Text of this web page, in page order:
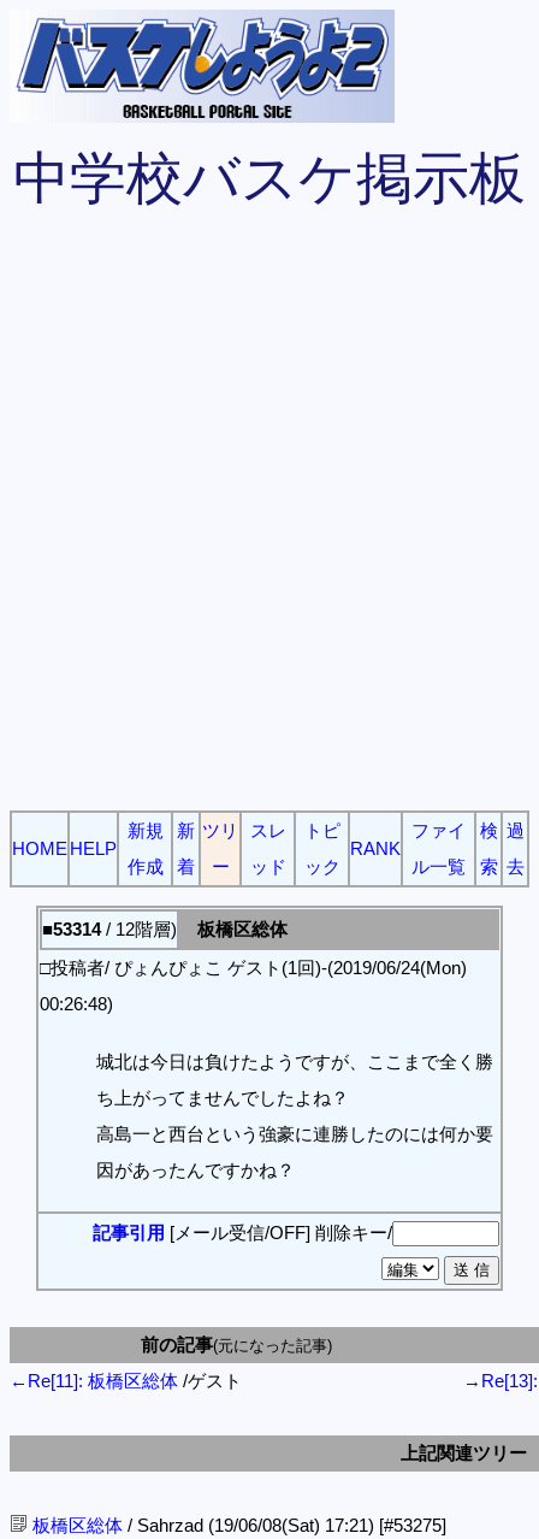
中学校バスケ掲示板
HOME HELP
新規
作成
新
着
ツリ
ー
スレ
ッド
トピ
ック
RANK
ファイ
ル一覧
検
索
過
去
■53314/ 12階層)
板橋区総体
□投稿者/ ぴょんぴょこ ゲスト(1回)-(2019/06/24(Mon)
00:26:48)
城北は今日は負けたようですが、ここまで全く勝
ち上がってませんでしたよね？
高島一と西台という強豪に連勝したのには何か要
因があったんですかね？
記事引用 [メール受信/OFF] 削除キー/
前の記事(元になった記事)
←Re[11]: 板橋区総体 /ゲスト
上記関連ツリー
板橋区総体 / Sahrzad (19/06/08(Sat) 17:21) [#53275]